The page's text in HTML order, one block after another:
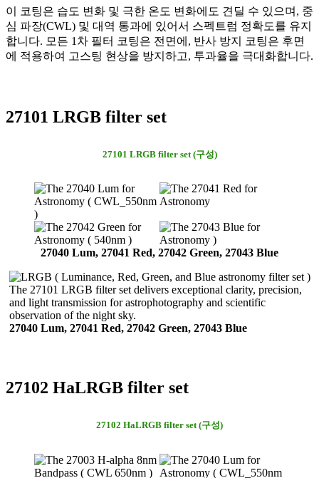
이 코팅은 습도 변화 및 극한 온도 변화에도 견딜 수 있으며, 중
심 파장(CWL) 및 대역 통과에 있어서 스펙트럼 정확도를 유지
합니다. 모든 1차 필터 코팅은 전면에, 반사 방지 코팅은 후면
에 적용하여 고스팅 현상을 방지하고, 투과율을 극대화합니다.
27101 LRGB filter set
27101 LRGB filter set(구성)
27040 Lum, 27041 Red, 27042 Green, 27043 Blue
The 27101 LRGB filter set delivers exceptional clarity, precision,
and light transmission for astrophotography and scientific
observation of the night sky.
27040 Lum, 27041 Red, 27042 Green, 27043 Blue
27102 HaLRGB filter set
27102 HaLRGB filter set (구성)